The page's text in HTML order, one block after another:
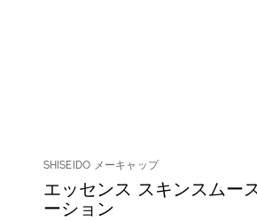
SHISEIDO メーキャップ
エッセンス スキンスムー
ーション